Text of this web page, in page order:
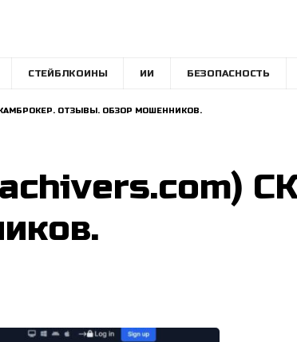
СТЕЙБЛКОИНЫ ИИ БЕЗОПАСНОСТЬ
СКАМБРОКЕР. ОТЗЫВЫ. ОБЗОР МОШЕННИКОВ.